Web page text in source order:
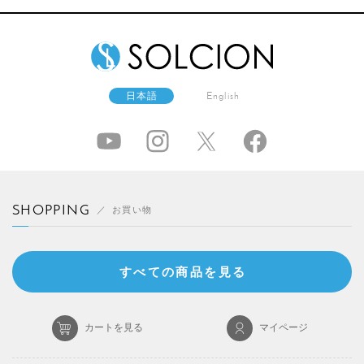
日本語 English
SHOPPING お買い物
すべての商品を見る
カートを見る マイページ